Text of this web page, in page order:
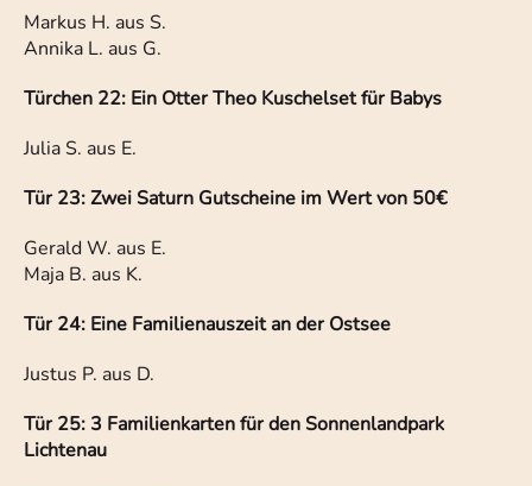
Markus H. aus S.
Annika L. aus G.
Türchen 22: Ein Otter Theo Kuschelset für Babys
Julia S. aus E.
Tür 23: Zwei Saturn Gutscheine im Wert von 50€
Gerald W. aus E.
Maja B. aus K.
Tür 24: Eine Familienauszeit an der Ostsee
Justus P. aus D.
Tür 25: 3 Familienkarten für den Sonnenlandpark
Lichtenau